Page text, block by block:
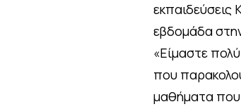
εκπαιδεύσεις
εβδομάδα
«Είμαστε
που
μαθήματα που